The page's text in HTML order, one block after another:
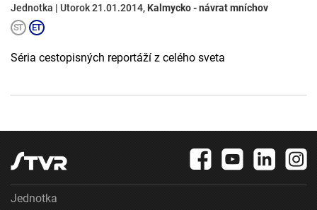
Jednotka | Utorok 21.01.2014, Kalmycko - návrat mníchov
Séria cestopisných reportáží z celého sveta
Jednotka